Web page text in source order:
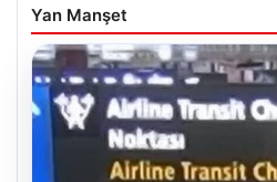
Yan Manşet